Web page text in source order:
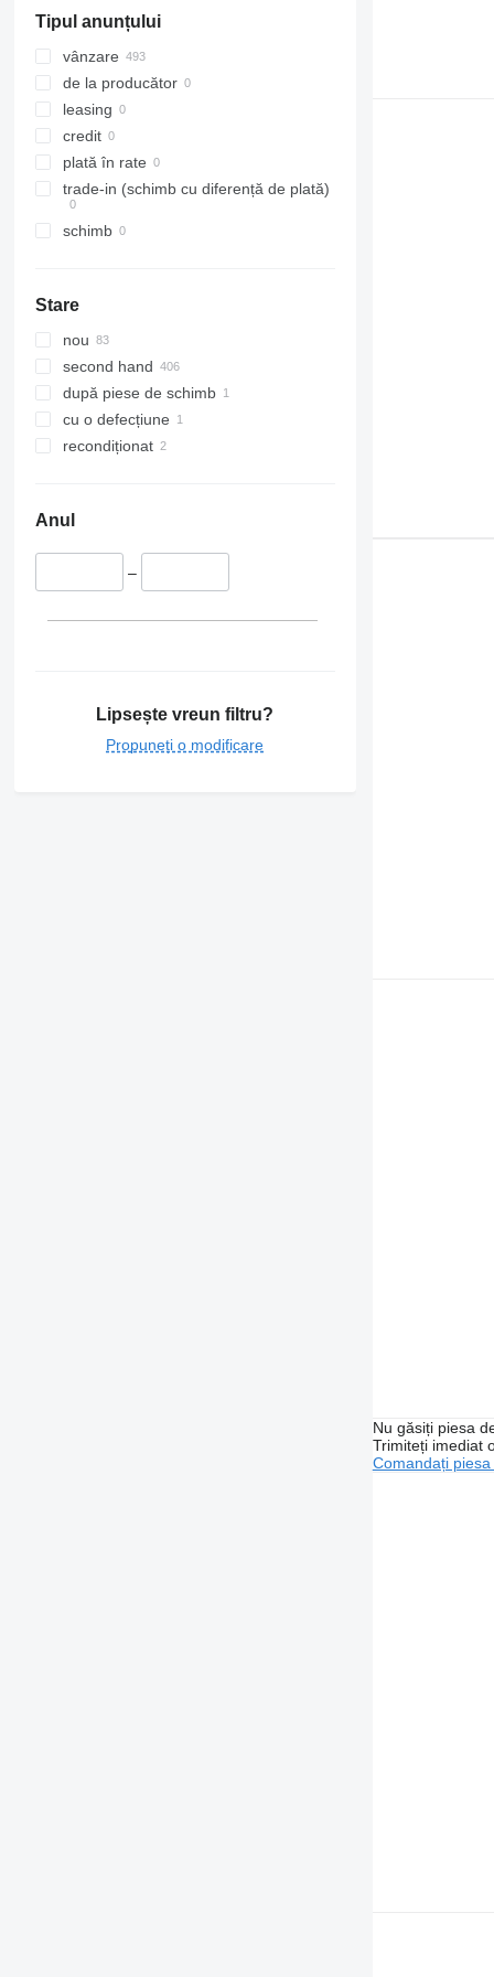
Tipul anunțului
vânzare
de la producător
leasing
credit
plată în rate
trade-in (schimb cu diferență de plată)
schimb
Stare
nou
second hand
după piese de schimb
cu o defecțiune
recondiționat
Anul
–
Lipsește vreun filtru?
Propuneți o modificare
Nu găsiți piesa
Trimiteți imediat
Comandați